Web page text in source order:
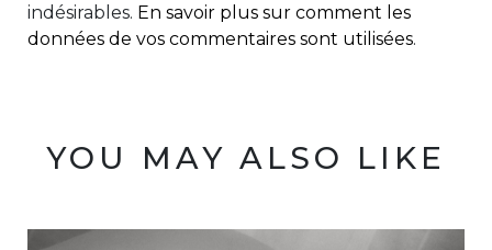
indésirables. En savoir plus sur comment les
données de vos commentaires sont utilisées.
YOU MAY ALSO LIKE